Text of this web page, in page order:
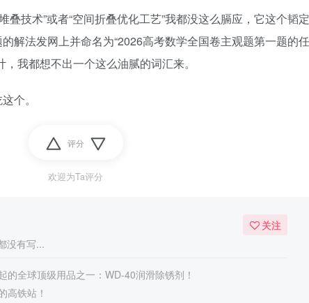
叠技术”或者“空间折叠优化工艺”我都没这么膈应，它这个韬定
解法发网上并命名为“2026高考数学全国卷主观题第一题的任
我都想不出一个这么油腻的词汇来。
个。
评分
欢迎为Ta评分
没有写...
关注
的全球顶级用品之一：WD-40润滑除锈剂！
高铁站！